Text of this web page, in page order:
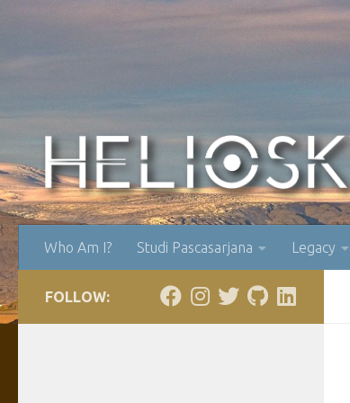
Who Am I? Studi Pascasarjana Legacy
FOLLOW: